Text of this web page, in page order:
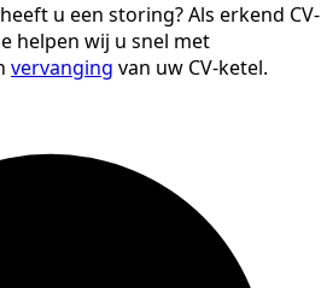
u een storing? Als erkend CV-
helpen wij u snel met
vervanging van uw CV-ketel.